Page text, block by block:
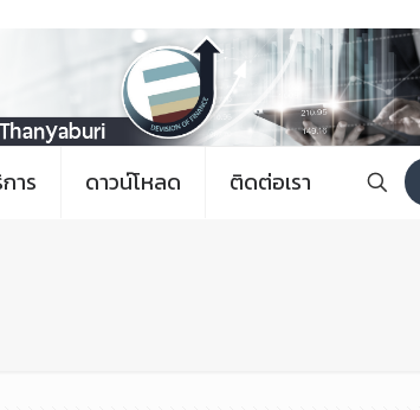
าร ดาวน์โหลด ติดต่อเรา